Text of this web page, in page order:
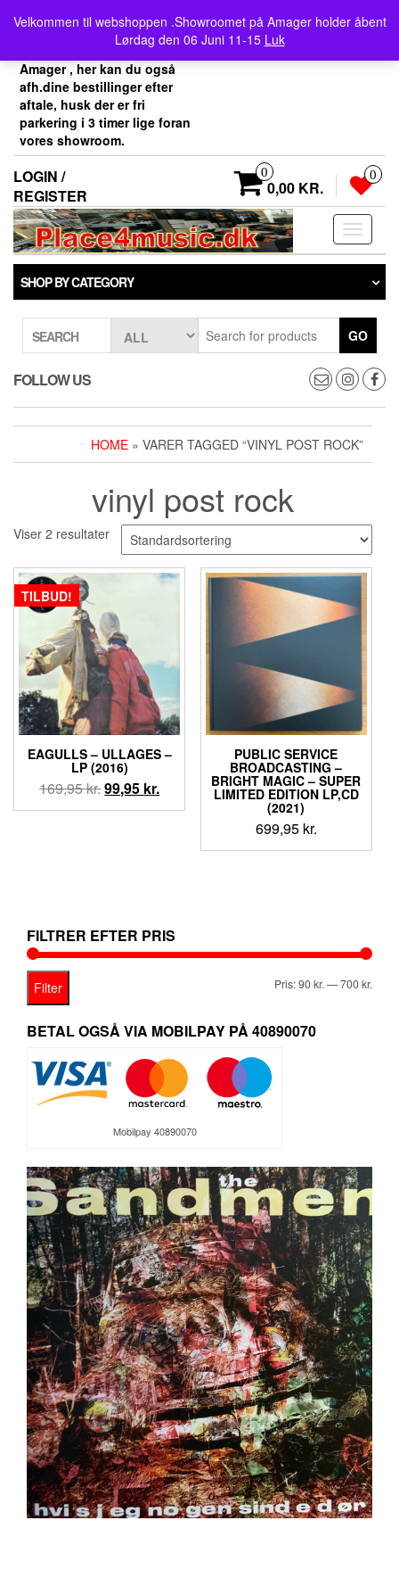
content
Velkommen til webshoppen .Showroomet på Amager holder åbent
Lørdag den 06 Juni 11-15 Luk
Velkommen her i
Place4music`s webshop .
Vores showroom ligger på
Amager , her kan du også
afh.dine bestillinger efter
aftale, husk der er fri
parkering i 3 timer lige foran
vores showroom.
LOGIN /
REGISTER
0
0,00 KR.
0
Toggle
SHOP BY CATEGORY
SEARCH GO
FOLLOW US
HOME » VARER TAGGED “VINYL POST ROCK”
vinyl post rock
Viser 2 resultater
TILBUD!
EAGULLS – ULLAGES –
LP (2016)
169,95kr.Den
oprindelige
99,95 kr.Den
aktuelle
PUBLIC SERVICE
BROADCASTING –
BRIGHT MAGIC – SUPER
LIMITED EDITION LP,CD
(2021)
699,95 kr.
FILTRER EFTER PRIS
Filter Pris:90 kr. —700 kr.
BETAL OGSÅ VIA MOBILPAY PÅ 40890070
Mobilpay 40890070